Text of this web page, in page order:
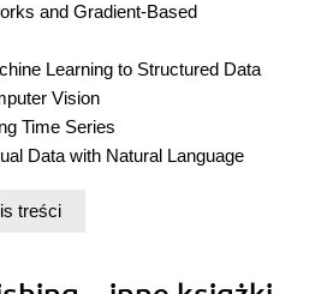
and Gradient-Based
Learning to Structured Data
Vision
Time Series
Data with Natural Language
Models
treści